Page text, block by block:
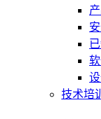
技术培